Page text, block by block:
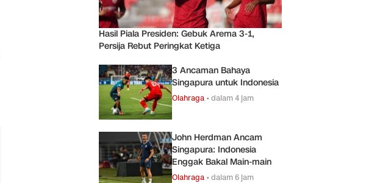
Hasil Piala Presiden: Gebuk Arema 3-1,
Persija Rebut Peringkat Ketiga
3 Ancaman Bahaya
Singapura untuk Indonesia
Olahraga •dalam 4 jam
John Herdman Ancam
Singapura: Indonesia
Enggak Bakal Main-main
Olahraga •dalam 6 jam